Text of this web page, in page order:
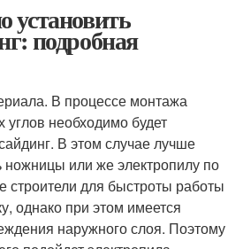
установить
подробная
В процессе монтажа
необходимо будет
В этом случае лучше
ножницы или же электропилу по
строители для быстроты работы
однако при этом имеется
наружного слоя. Поэтому